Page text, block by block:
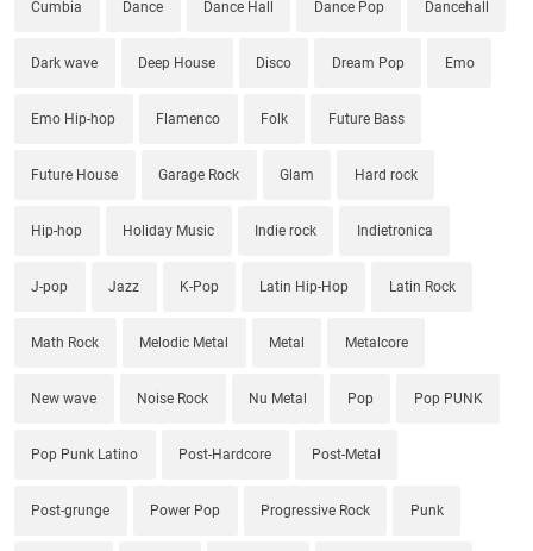
Cumbia Dance Dance Hall Dance Pop Dancehall
Dark wave Deep House Disco Dream Pop Emo
Emo Hip-hop Flamenco Folk Future Bass
Future House Garage Rock Glam Hard rock
Hip-hop Holiday Music Indie rock Indietronica
J-pop Jazz K-Pop Latin Hip-Hop Latin Rock
Math Rock Melodic Metal Metal Metalcore
New wave Noise Rock Nu Metal Pop Pop PUNK
Pop Punk Latino Post-Hardcore Post-Metal
Post-grunge Power Pop Progressive Rock Punk